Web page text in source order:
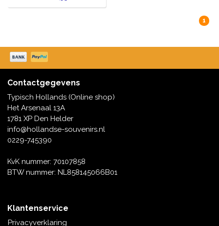
1
Contactgegevens
Typisch Hollands (Online shop)
Het Arsenaal 13A
1781 XP Den Helder
info@hollandse-souvenirs.nl
0229-745390
KvK nummer: 70107858
BTW nummer: NL858145066B01
Klantenservice
Privacyverklaring